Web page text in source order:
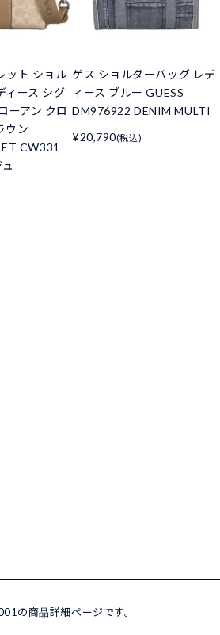
ット ショル
ィース シグ
ーアン クロ
ウン
CW331
ゲス ショルダーバッグ レデ
ィース ブルー GUESS
DM976922 DENIM MULTI
¥20,790(税込)
の商品詳細ページです。